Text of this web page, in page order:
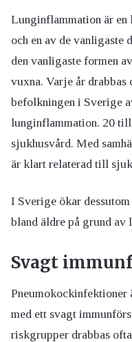
Lunginflammation är
och en av de vanligaste
den vanligaste formen
vuxna. Varje år drabbas
befolkningen i Sverige
lunginflammation. 20 till
sjukhusvård. Med
är klart relaterad till
I Sverige ökar
bland äldre på grund av
Svagt
Pneumokockinfektioner
med ett svagt
riskgrupper drabbas